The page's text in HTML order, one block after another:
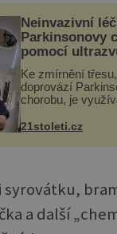
Neinvazivní
Parkinsonovy
pomocí
„helmy“
Ke zmírnění
doprovází
chorobu, je
vyžaduje vysoce
vhodný k
21stoleti.cz
syrovátku,
a další